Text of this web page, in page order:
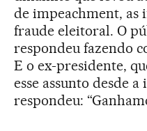
de impeachment, as
fraude eleitoral. O
respondeu fazendo
E o ex-presidente,
esse assunto desde
respondeu: